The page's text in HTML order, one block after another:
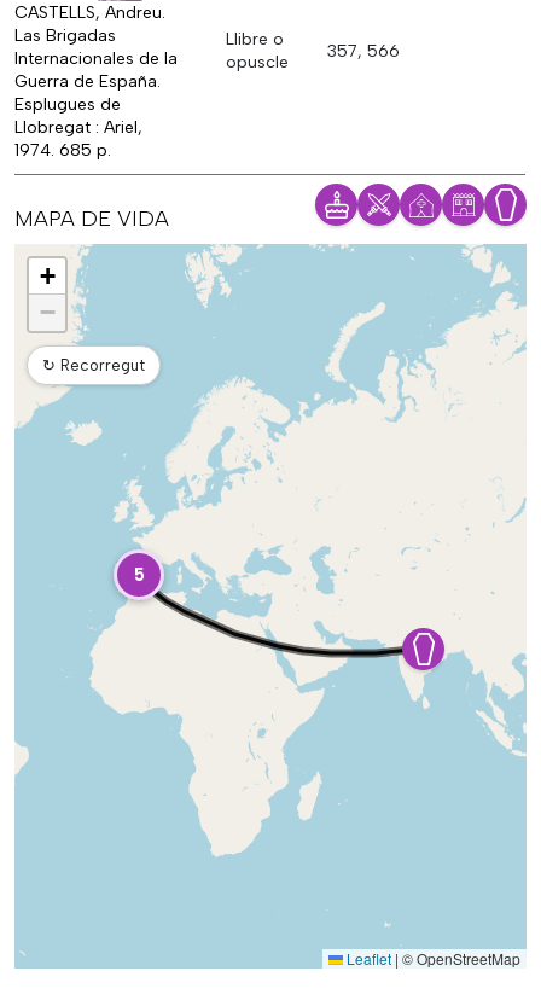
CASTELLS, Andreu.
Las Brigadas
Internacionales de la
Guerra de España.
Esplugues de
Llobregat : Ariel,
1974. 685 p.
Llibre o
opuscle
357, 566
MAPA DE VIDA
Mapa
5
+
−
↻ Recorregut
Leaflet | © OpenStreetMap